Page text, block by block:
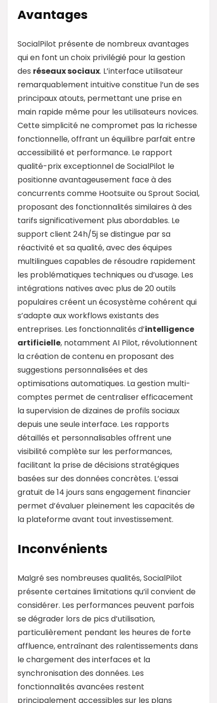
Avantages
SocialPilot présente de nombreux avantages
qui en font un choix privilégié pour la gestion
des réseaux sociaux. L’interface utilisateur
remarquablement intuitive constitue l’un de ses
principaux atouts, permettant une prise en
main rapide même pour les utilisateurs novices.
Cette simplicité ne compromet pas la richesse
fonctionnelle, offrant un équilibre parfait entre
accessibilité et performance. Le rapport
qualité-prix exceptionnel de SocialPilot le
positionne avantageusement face à des
concurrents comme Hootsuite ou Sprout Social,
proposant des fonctionnalités similaires à des
tarifs significativement plus abordables. Le
support client 24h/5j se distingue par sa
réactivité et sa qualité, avec des équipes
multilingues capables de résoudre rapidement
les problématiques techniques ou d’usage. Les
intégrations natives avec plus de 20 outils
populaires créent un écosystème cohérent qui
s’adapte aux workflows existants des
entreprises. Les fonctionnalités d’intelligence
artificielle, notamment AI Pilot, révolutionnent
la création de contenu en proposant des
suggestions personnalisées et des
optimisations automatiques. La gestion multi-
comptes permet de centraliser efficacement
la supervision de dizaines de profils sociaux
depuis une seule interface. Les rapports
détaillés et personnalisables offrent une
visibilité complète sur les performances,
facilitant la prise de décisions stratégiques
basées sur des données concrètes. L’essai
gratuit de 14 jours sans engagement financier
permet d’évaluer pleinement les capacités de
la plateforme avant tout investissement.
Inconvénients
Malgré ses nombreuses qualités, SocialPilot
présente certaines limitations qu’il convient de
considérer. Les performances peuvent parfois
se dégrader lors de pics d’utilisation,
particulièrement pendant les heures de forte
affluence, entraînant des ralentissements dans
le chargement des interfaces et la
synchronisation des données. Les
fonctionnalités avancées restent
principalement accessibles sur les plans